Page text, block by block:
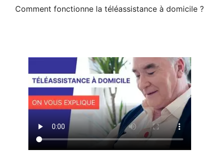
Comment fonctionne la téléassistance à domicile ?